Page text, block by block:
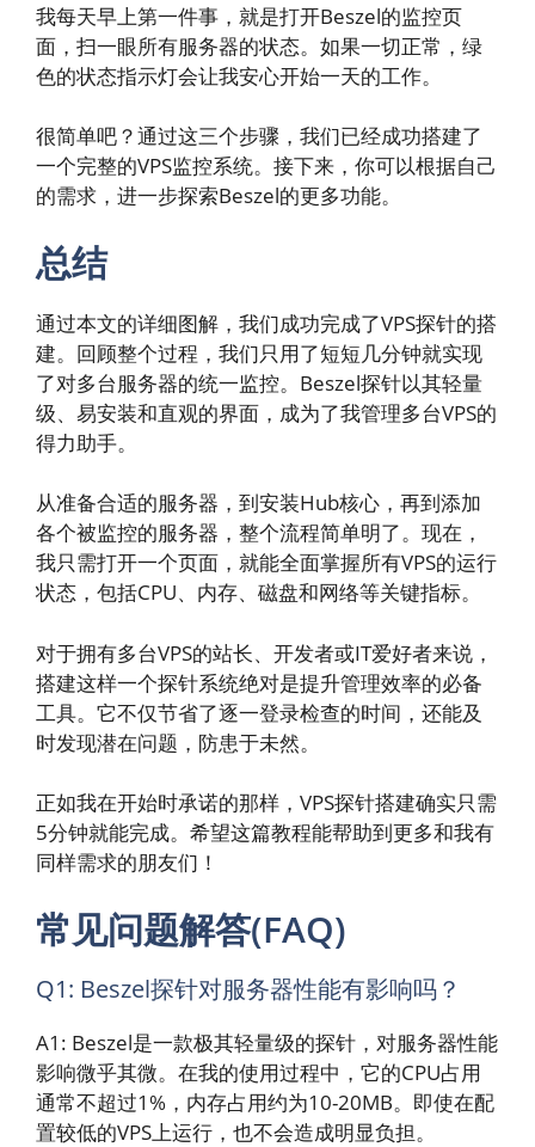
我每天早上第一件事，就是打开Beszel的监控页
面，扫一眼所有服务器的状态。如果一切正常，绿
色的状态指示灯会让我安心开始一天的工作。
很简单吧？通过这三个步骤，我们已经成功搭建了
一个完整的VPS监控系统。接下来，你可以根据自己
的需求，进一步探索Beszel的更多功能。
总结
通过本文的详细图解，我们成功完成了VPS探针的搭
建。回顾整个过程，我们只用了短短几分钟就实现
了对多台服务器的统一监控。Beszel探针以其轻量
级、易安装和直观的界面，成为了我管理多台VPS的
得力助手。
从准备合适的服务器，到安装Hub核心，再到添加
各个被监控的服务器，整个流程简单明了。现在，
我只需打开一个页面，就能全面掌握所有VPS的运行
状态，包括CPU、内存、磁盘和网络等关键指标。
对于拥有多台VPS的站长、开发者或IT爱好者来说，
搭建这样一个探针系统绝对是提升管理效率的必备
工具。它不仅节省了逐一登录检查的时间，还能及
时发现潜在问题，防患于未然。
正如我在开始时承诺的那样，VPS探针搭建确实只需
5分钟就能完成。希望这篇教程能帮助到更多和我有
同样需求的朋友们！
常见问题解答(FAQ)
Q1: Beszel探针对服务器性能有影响吗？
A1: Beszel是一款极其轻量级的探针，对服务器性能
影响微乎其微。在我的使用过程中，它的CPU占用
通常不超过1%，内存占用约为10-20MB。即使在配
置较低的VPS上运行，也不会造成明显负担。